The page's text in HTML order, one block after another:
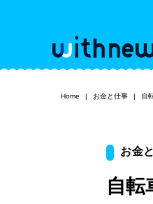
Home お金と仕事 自
お金
自転